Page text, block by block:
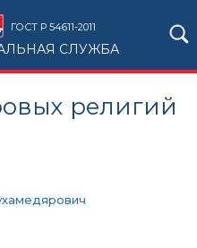
ГОСТ Р 54611-2011
СЛУЖБА
религий